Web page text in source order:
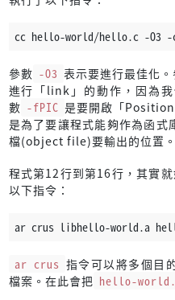
cc hello-world/hello.c -O3
參數 -O3 表示要進行最佳化。
進行「link」的動作，因為
數 -fPIC 是要開啟「
是為了要讓程式能夠作為函式
檔(object file)要輸出的位置。
程式第12行到第16行，其實就
以下指令：
ar crus libhello-world.a
ar crus 指令可以將多個目
檔案。在此會把 hello-